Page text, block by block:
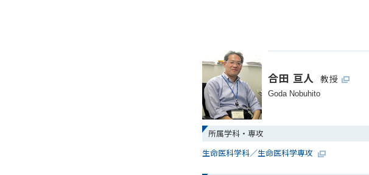
合田 亘人 教授
Goda Nobuhito
所属学科・専攻
生命医科学科／生命医科学専攻